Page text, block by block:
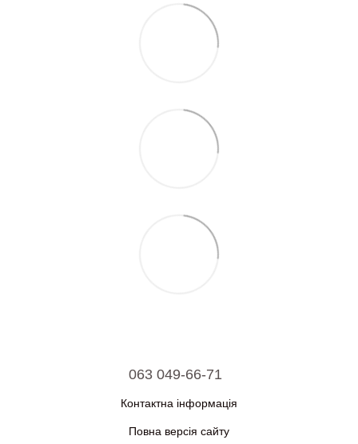
063 049-66-71
Контактна інформація
Повна версія сайту